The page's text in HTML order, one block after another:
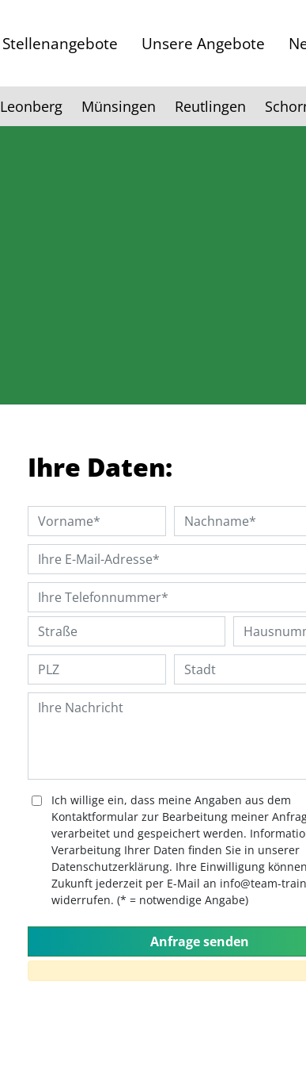
Leonberg Münsingen Reutlingen
Stellenangebote Unsere Angebote
Ihre Daten:
Ich willige ein, dass meine Angaben aus dem
Kontaktformular zur Bearbeitung meiner
verarbeitet und gespeichert werden.
Verarbeitung Ihrer Daten finden Sie in unserer
Datenschutzerklärung. Ihre Einwilligung
Zukunft jederzeit per E-Mail an info@team-
widerrufen. (* = notwendige Angabe)